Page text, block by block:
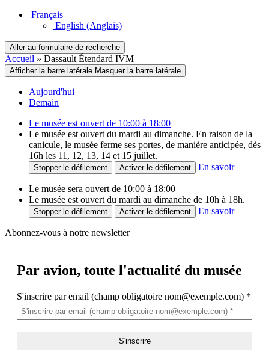
Français
English (Anglais)
Aller au formulaire de recherche
Accueil » Dassault Étendard IVM
Afficher la barre latérale Masquer la barre latérale
Aujourd'hui
Demain
Le musée est ouvert de 10:00 à 18:00
Le musée est ouvert du mardi au dimanche. En raison de la
canicule, le musée ferme ses portes, de manière anticipée, dès
16h les 11, 12, 13, 14 et 15 juillet.
Stopper le défilement Activer le défilement En savoir+
Le musée sera ouvert de 10:00 à 18:00
Le musée est ouvert du mardi au dimanche de 10h à 18h.
Stopper le défilement Activer le défilement En savoir+
Abonnez-vous à notre newsletter
Par avion, toute l'actualité du musée
S'inscrire par email (champ obligatoire nom@exemple.com) *